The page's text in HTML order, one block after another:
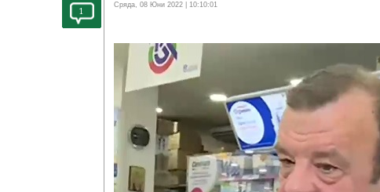
1
Сряда, 08 Юни 2022 | 10:10:01